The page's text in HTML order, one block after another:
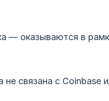
— оказываются в
связана с Coinbase